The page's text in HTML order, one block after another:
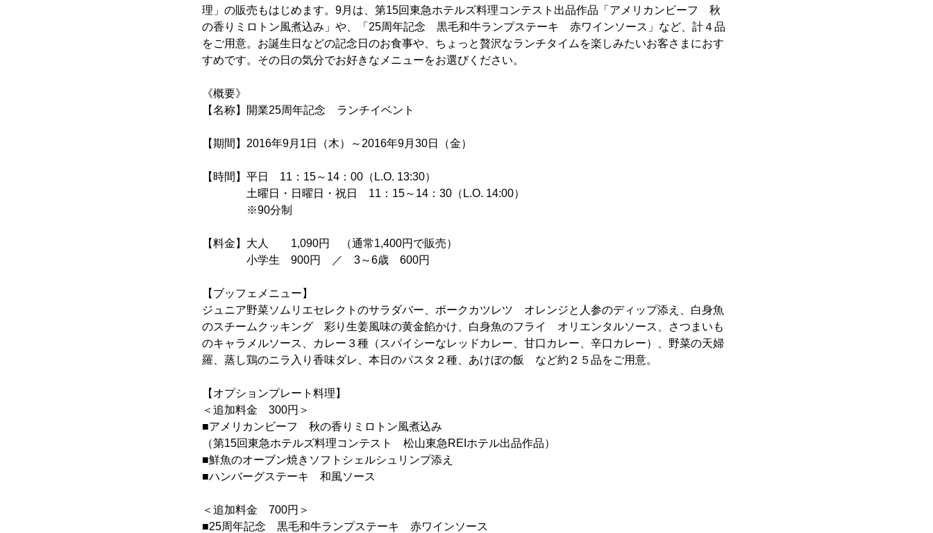
理」の販売もはじめます。9月は、第15回東急ホテルズ料理コンテスト出品作品「アメリカンビーフ 秋
の香りミロトン風煮込み」や、「25周年記念 黒毛和牛ランプステーキ 赤ワインソース」など、計４品
をご用意。お誕生日などの記念日のお食事や、ちょっと贅沢なランチタイムを楽しみたいお客さまにおす
すめです。その日の気分でお好きなメニューをお選びください。
《概要》
【名称】開業25周年記念 ランチイベント
【期間】2016年9月1日（木）～2016年9月30日（金）
【時間】平日 11：15～14：00（L.O. 13:30）
土曜日・日曜日・祝日 11：15～14：30（L.O. 14:00）
※90分制
【料金】大人 1,090円 （通常1,400円で販売）
小学生 900円 ／ 3～6歳 600円
【ブッフェメニュー】
ジュニア野菜ソムリエセレクトのサラダバー、ポークカツレツ オレンジと人参のディップ添え、白身魚
のスチームクッキング 彩り生姜風味の黄金餡かけ、白身魚のフライ オリエンタルソース、さつまいも
のキャラメルソース、カレー３種（スパイシーなレッドカレー、甘口カレー、辛口カレー）、野菜の天婦
羅、蒸し鶏のニラ入り香味ダレ、本日のパスタ２種、あけぼの飯 など約２５品をご用意。
【オプションプレート料理】
＜追加料金 300円＞
■アメリカンビーフ 秋の香りミロトン風煮込み
（第15回東急ホテルズ料理コンテスト 松山東急REIホテル出品作品）
■鮮魚のオーブン焼きソフトシェルシュリンプ添え
■ハンバーグステーキ 和風ソース
＜追加料金 700円＞
■25周年記念 黒毛和牛ランプステーキ 赤ワインソース